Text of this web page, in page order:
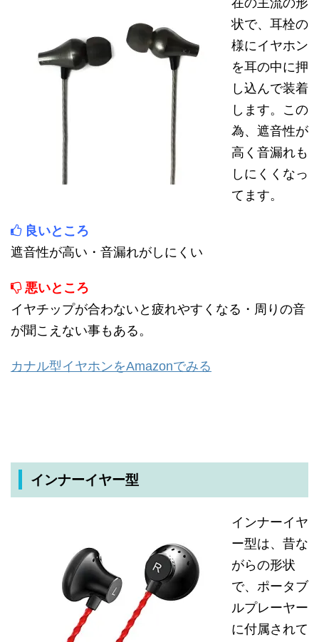
状で、耳栓の
様にイヤホン
を耳の中に押
し込んで装着
します。この
為、遮音性が
高く音漏れも
しにくくなっ
てます。
良いところ
遮音性が高い・音漏れがしにくい
悪いところ
イヤチップが合わないと疲れやすくなる・周りの音
が聞こえない事もある。
カナル型イヤホンをAmazonでみる
インナーイヤー型
インナーイヤ
ー型は、昔な
がらの形状
で、ポータブ
ルプレーヤー
に付属されて